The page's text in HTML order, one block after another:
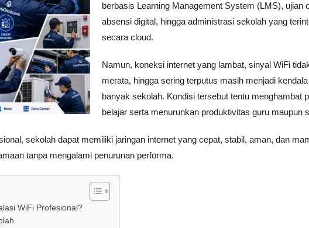
berbasis Learning Management System (LMS), ujian
absensi digital, hingga administrasi sekolah yang
secara cloud.
Namun, koneksi internet yang lambat, sinyal WiFi
merata, hingga sering terputus masih menjadi
banyak sekolah. Kondisi tersebut tentu menghambat
belajar serta menurunkan produktivitas guru maupun
sekolah dapat memiliki jaringan internet yang cepat, stabil, aman, dan
tanpa mengalami penurunan performa.
WiFi Profesional?